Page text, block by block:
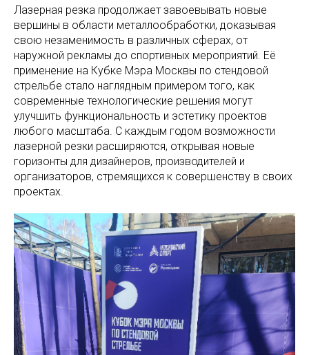
Лазерная резка продолжает завоевывать новые
вершины в области металлообработки, доказывая
свою незаменимость в различных сферах, от
наружной рекламы до спортивных мероприятий. Её
применение на Кубке Мэра Москвы по стендовой
стрельбе стало наглядным примером того, как
современные технологические решения могут
улучшить функциональность и эстетику проектов
любого масштаба. С каждым годом возможности
лазерной резки расширяются, открывая новые
горизонты для дизайнеров, производителей и
организаторов, стремящихся к совершенству в своих
проектах.